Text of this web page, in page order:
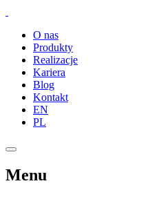
O nas
Produkty
Realizacje
Kariera
Blog
Kontakt
EN
PL
Menu